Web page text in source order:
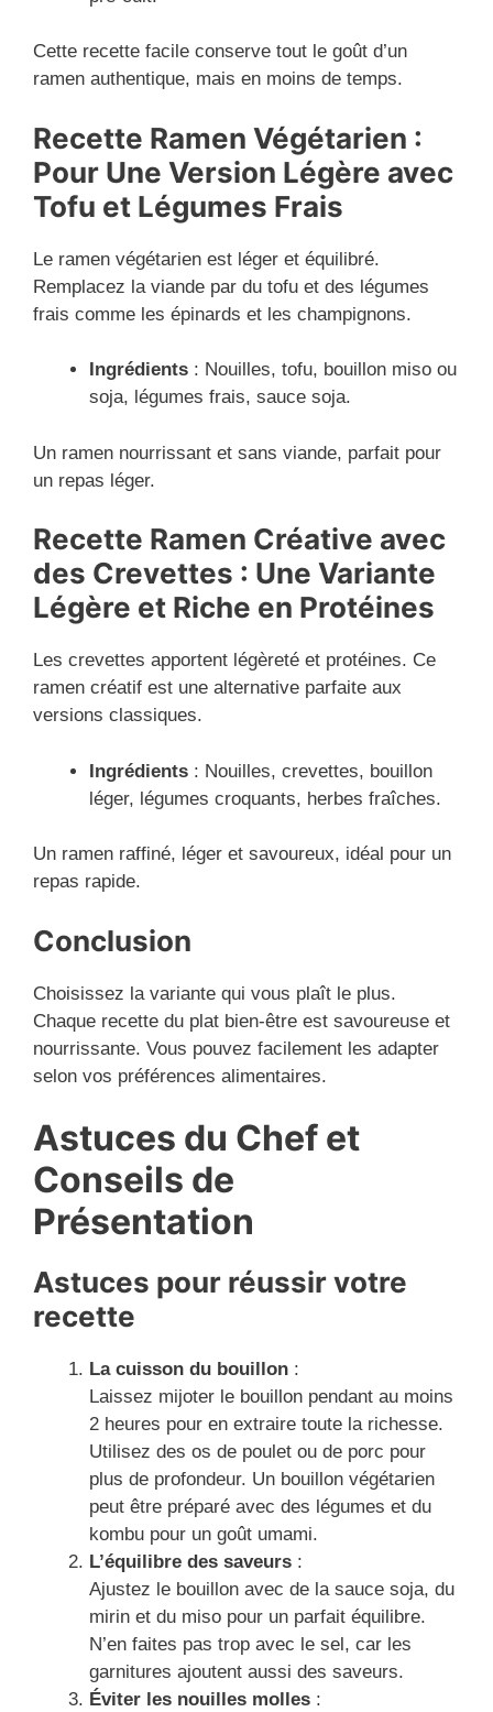
Cette recette facile conserve tout le goût d’un
ramen authentique, mais en moins de temps.
Recette Ramen Végétarien :
Pour Une Version Légère avec
Tofu et Légumes Frais
Le ramen végétarien est léger et équilibré.
Remplacez la viande par du tofu et des légumes
frais comme les épinards et les champignons.
Ingrédients : Nouilles, tofu, bouillon miso ou
soja, légumes frais, sauce soja.
Un ramen nourrissant et sans viande, parfait pour
un repas léger.
Recette Ramen Créative avec
des Crevettes : Une Variante
Légère et Riche en Protéines
Les crevettes apportent légèreté et protéines. Ce
ramen créatif est une alternative parfaite aux
versions classiques.
Ingrédients : Nouilles, crevettes, bouillon
léger, légumes croquants, herbes fraîches.
Un ramen raffiné, léger et savoureux, idéal pour un
repas rapide.
Conclusion
Choisissez la variante qui vous plaît le plus.
Chaque recette du plat bien-être est savoureuse et
nourrissante. Vous pouvez facilement les adapter
selon vos préférences alimentaires.
Astuces du Chef et
Conseils de
Présentation
Astuces pour réussir votre
recette
La cuisson du bouillon :
Laissez mijoter le bouillon pendant au moins
2 heures pour en extraire toute la richesse.
Utilisez des os de poulet ou de porc pour
plus de profondeur. Un bouillon végétarien
peut être préparé avec des légumes et du
kombu pour un goût umami.
L’équilibre des saveurs :
Ajustez le bouillon avec de la sauce soja, du
mirin et du miso pour un parfait équilibre.
N’en faites pas trop avec le sel, car les
garnitures ajoutent aussi des saveurs.
Éviter les nouilles molles :